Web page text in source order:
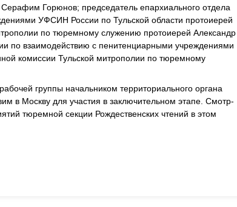
Горюнов; председатель епархиального отдела
УФСИН России по Тульской области протоиерей
по тюремному служению протоиерей Александр
по взаимодействию с пенитенциарными учреждениями
комиссии Тульской митрополии по тюремному
группы начальником территориального органа
в Москву для участия в заключительном этапе. Смотр-
тюремной секции Рождественских чтений в этом